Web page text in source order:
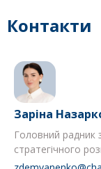
Контакти
Заріна
Головний радник
стратегічного